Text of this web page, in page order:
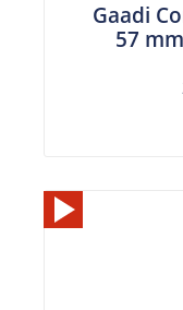
Gaadi
57